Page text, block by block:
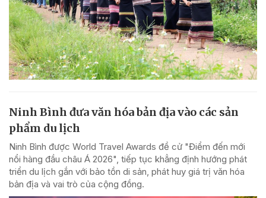
Ninh Bình đưa văn hóa bản địa vào các sản
phẩm du lịch
Ninh Bình được World Travel Awards đề cử "Điểm đến mới
nổi hàng đầu châu Á 2026", tiếp tục khẳng định hướng phát
triển du lịch gắn với bảo tồn di sản, phát huy giá trị văn hóa
bản địa và vai trò của cộng đồng.